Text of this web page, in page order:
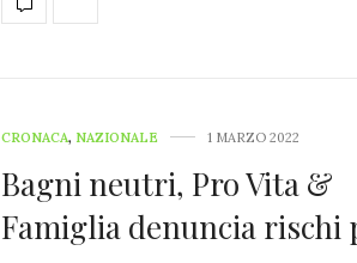
CRONACA, NAZIONALE 1 MARZO 2022
Bagni neutri, Pro Vita &
Famiglia denuncia rischi